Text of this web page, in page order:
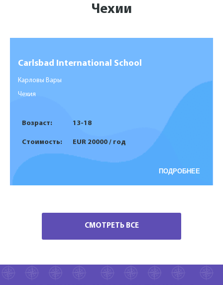
Чехии
Carlsbad International School
Карловы Вары
Чехия
Возраст: 13-18
Стоимость: EUR 20000 / год
ПОДРОБНЕЕ
СМОТРЕТЬ ВСЕ